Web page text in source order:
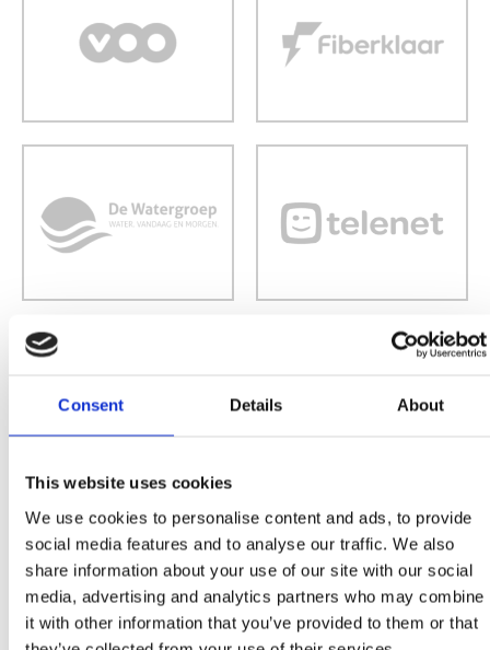
Consent Details About
This website uses cookies
We use cookies to personalise content and ads, to provide
social media features and to analyse our traffic. We also
share information about your use of our site with our social
media, advertising and analytics partners who may combine
it with other information that you’ve provided to them or that